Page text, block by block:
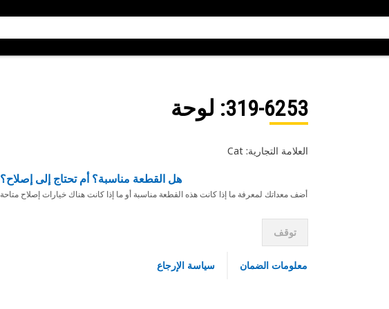
319-6253: لوحة
العلامة التجارية: Cat
هل القطعة مناسبة؟ أم تحتاج إلى إصلاح؟
أضف معداتك لمعرفة ما إذا كانت هذه القطعة مناسبة أو ما إذا كانت هناك خيارات إصلاح متاحة
توقف
معلومات الضمان سياسة الإرجاع